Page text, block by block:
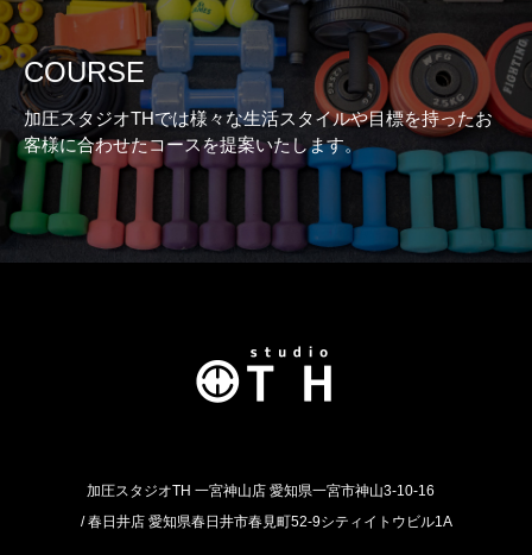
COURSE
加圧スタジオTHでは様々な生活スタイルや目標を持ったお
客様に合わせたコースを提案いたします。
加圧スタジオTH 一宮神山店 愛知県一宮市神山3-10-16
/ 春日井店 愛知県春日井市春見町52-9シティイトウビル1A